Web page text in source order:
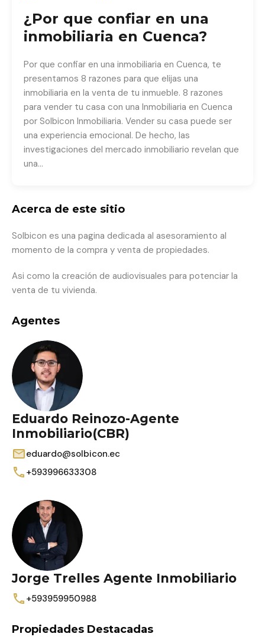
¿Por que confiar en una
inmobiliaria en Cuenca?
Por que confiar en una inmobiliaria en Cuenca, te
presentamos 8 razones para que elijas una
inmobiliaria en la venta de tu inmueble. 8 razones
para vender tu casa con una Inmobiliaria en Cuenca
por Solbicon Inmobiliaria. Vender su casa puede ser
una experiencia emocional. De hecho, las
investigaciones del mercado inmobiliario revelan que
una…
Acerca de este sitio
Solbicon es una pagina dedicada al asesoramiento al
momento de la compra y venta de propiedades.
Asi como la creación de audiovisuales para potenciar la
venta de tu vivienda.
Agentes
Eduardo Reinozo-Agente
Inmobiliario(CBR)
eduardo@solbicon.ec
+593996633308
Jorge Trelles Agente Inmobiliario
+593959950988
Propiedades Destacadas